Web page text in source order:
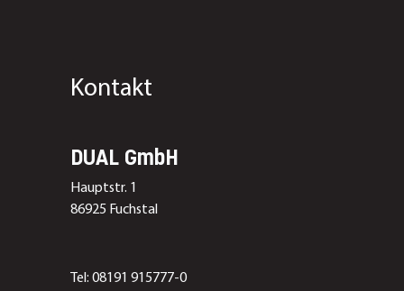
Kontakt
DUAL GmbH
Hauptstr. 1
86925 Fuchstal
Tel: 08191 915777-0